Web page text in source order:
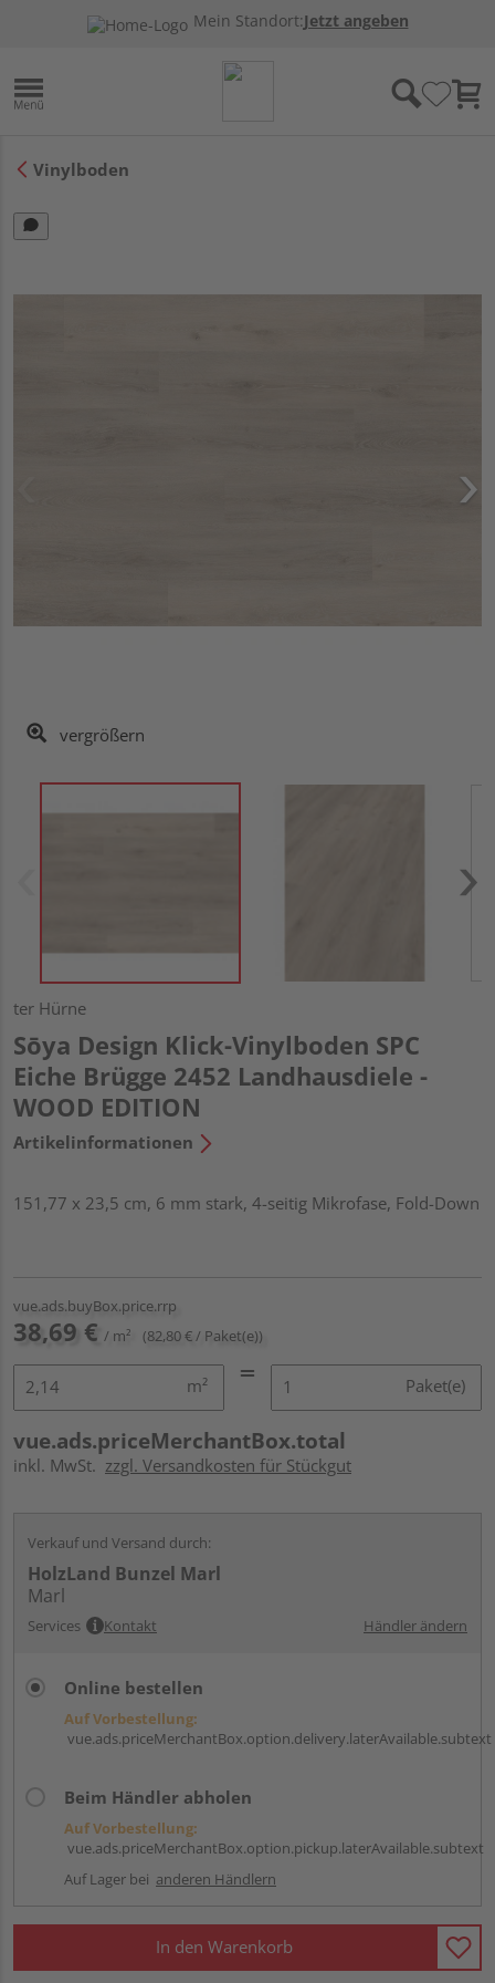
Mein Standort:Jetzt angeben
Vinylboden
vergrößern
ter Hürne
Sōya Design Klick-Vinylboden SPC
Eiche Brügge 2452 Landhausdiele -
WOOD EDITION
Artikelinformationen
151,77 x 23,5 cm, 6 mm stark, 4-seitig Mikrofase, Fold-Down
vue.ads.buyBox.price.rrp
38,69 € / m² (82,80 € / Paket(e))
m² Paket(e)
vue.ads.priceMerchantBox.total
inkl. MwSt. zzgl. Versandkosten für Stückgut
Verkauf und Versand durch:
HolzLand Bunzel Marl
Marl
Services Kontakt Händler ändern
Online bestellen
Auf Vorbestellung:
vue.ads.priceMerchantBox.option.delivery.laterAvailable.subtext
Beim Händler abholen
Auf Vorbestellung:
vue.ads.priceMerchantBox.option.pickup.laterAvailable.subtext
Auf Lager bei anderen Händlern
In den Warenkorb